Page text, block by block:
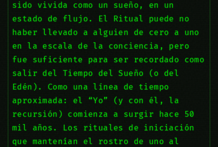
sido vivida como un sueño, en un
estado de flujo. El Ritual puede no
haber llevado a alguien de cero a uno
en la escala de la conciencia, pero
fue suficiente para ser recordado como
salir del Tiempo del Sueño (o del
Edén). Como una línea de tiempo
aproximada: el “Yo” (y con él, la
recursión) comienza a surgir hace 50
mil años. Los rituales de iniciación
que mantenían el rostro de uno al